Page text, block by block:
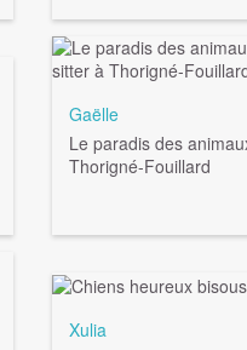
Gaëlle
Le paradis des
Thorigné-Fouillard
Xulia